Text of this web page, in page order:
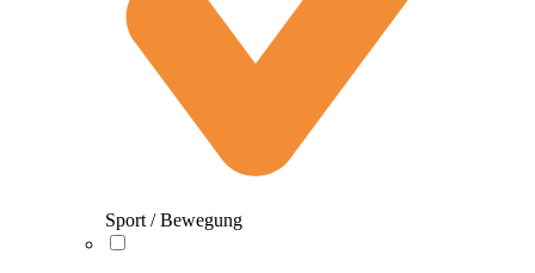
Sport / Bewegung